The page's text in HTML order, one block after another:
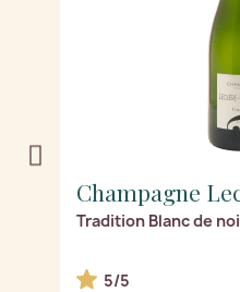
Champagne
Tradition Blanc de
5/5